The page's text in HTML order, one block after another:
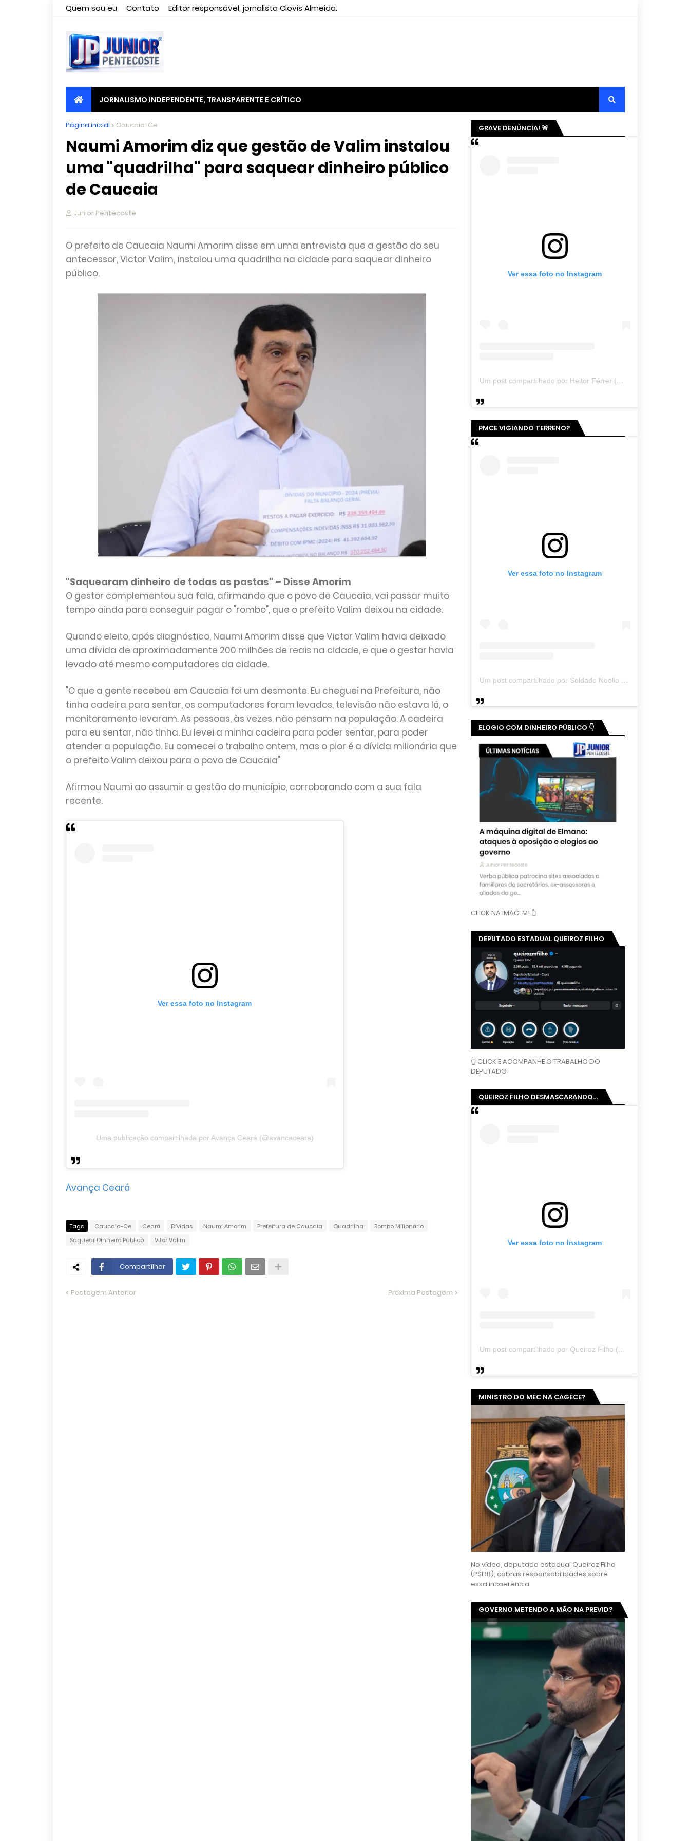
Quem sou eu Contato Editor responsável, jornalista Clovis Almeida.
JORNALISMO INDEPENDENTE, TRANSPARENTE E CRÍTICO
Página inicial Caucaia-Ce
Naumi Amorim diz que gestão de Valim instalou
uma "quadrilha" para saquear dinheiro público
de Caucaia
Junior Pentecoste
O prefeito de Caucaia Naumi Amorim disse em uma entrevista que a gestão do seu
antecessor, Victor Valim, instalou uma quadrilha na cidade para saquear dinheiro
público.
"Saquearam dinheiro de todas as pastas" – Disse Amorim
O gestor complementou sua fala, afirmando que o povo de Caucaia, vai passar muito
tempo ainda para conseguir pagar o "rombo", que o prefeito Valim deixou na cidade.
Quando eleito, após diagnóstico, Naumi Amorim disse que Victor Valim havia deixado
uma dívida de aproximadamente 200 milhões de reais na cidade, e que o gestor havia
levado até mesmo computadores da cidade.
"O que a gente recebeu em Caucaia foi um desmonte. Eu cheguei na Prefeitura, não
tinha cadeira para sentar, os computadores foram levados, televisão não estava lá, o
monitoramento levaram. As pessoas, às vezes, não pensam na população. A cadeira
para eu sentar, não tinha. Eu levei a minha cadeira para poder sentar, para poder
atender a população. Eu comecei o trabalho ontem, mas o pior é a dívida milionária que
o prefeito Valim deixou para o povo de Caucaia"
Afirmou Naumi ao assumir a gestão do município, corroborando com a sua fala
recente.
Ver essa foto no Instagram
Uma publicação compartilhada por Avança Ceará (@avancaceara)
Avança Ceará
Tags Caucaia-Ce Ceará Dívidas Naumi Amorim Prefeitura de Caucaia Quadrilha
Rombo Milionário
Saquear Dinheiro Público
Vitor Valim
Compartilhar
Postagem Anterior Próxima Postagem
GRAVE DENÚNCIA! 🚨
Ver essa foto no Instagram
Um post compartilhado por Heitor Férrer (@heitor_ferrer77)
PMCE VIGIANDO TERRENO?
Ver essa foto no Instagram
Um post compartilhado por Soldado Noelio (@soldadonoelio)
ELOGIO COM DINHEIRO PÚBLICO 👇
CLICK NA IMAGEM! 👆
DEPUTADO ESTADUAL QUEIROZ FILHO
👆 CLICK E ACOMPANHE O TRABALHO DO
DEPUTADO
QUEIROZ FILHO DESMASCARANDO...
Ver essa foto no Instagram
Um post compartilhado por Queiroz Filho (@queirozmfilho)
MINISTRO DO MEC NA CAGECE?
No vídeo, deputado estadual Queiroz Filho
(PSDB), cobras responsabilidades sobre
essa incoerência
GOVERNO METENDO A MÃO NA PREVID?